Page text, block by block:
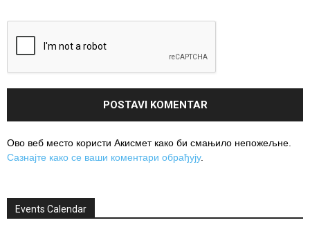
Ово веб место користи Акисмет како би смањило непожељне.
Сазнајте како се ваши коментари обрађују.
Events Calendar